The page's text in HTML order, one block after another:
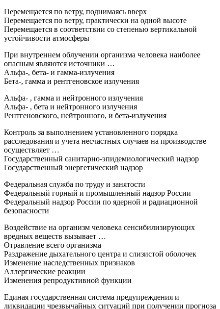
Перемещается по ветру, поднимаясь вверх
Перемещается по ветру, практически на одной высоте
Перемещается в соответствии со степенью вертикальной
устойчивости атмосферы
При внутреннем облучении организма человека наиболее
опасным являются источники …
Альфа-, бета- и гамма-излучения
Бета-, гамма и рентгеновское излучения
Альфа- , гамма и нейтронного излучения
Альфа- , бета и нейтронного излучения
Рентгеновского, нейтронного, и бета-излучения
Контроль за выполнением установленного порядка
расследования и учета несчастных случаев на производстве
осуществляет …
Государственный санитарно-эпидемиологический надзор
Государственный энергетический надзор
Федеральная служба по труду и занятости
Федеральный горный и промышленный надзор России
Федеральный надзор России по ядерной и радиационной
безопасности
Воздействие на организм человека сенсибилизирующих
вредных веществ вызывает …
Отравление всего организма
Раздражение дыхательного центра и слизистой оболочек
Изменение наследственных признаков
Аллергические реакции
Изменения репродуктивной функции
Единая государственная система предупреждения и
ликвидации чрезвычайных ситуаций при получении прогноза